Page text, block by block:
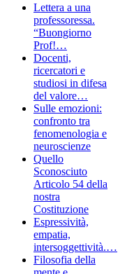
Lettera a una
professoressa.
“Buongiorno
Prof!…
Docenti,
ricercatori e
studiosi in difesa
del valore…
Sulle emozioni:
confronto tra
fenomenologia e
neuroscienze
Quello
Sconosciuto
Articolo 54 della
nostra
Costituzione
Espressività,
empatia,
intersoggettività.…
Filosofia della